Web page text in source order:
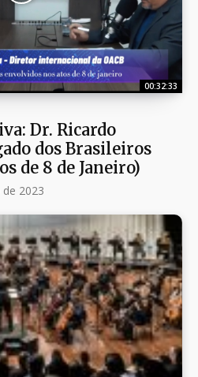
00:32:33
Dr. Ricardo
dos Brasileiros
de 8 de Janeiro)
2023